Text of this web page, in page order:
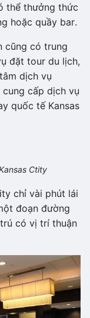
thể thưởng thức
hoặc quầy bar.
cũng có trung
đặt tour du lịch,
dịch vụ
cấp dịch vụ
quốc tế Kansas
Ctity
chỉ vài phút lái
đoạn đường
có vị trí thuận